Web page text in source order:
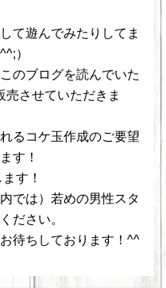
て遊んでみたりしてま
）
のブログを読んでいた
売させていただきま
るコケ玉作成のご要望
す！
す！
では）若めの男性スタ
ださい。
待ちしております！^^